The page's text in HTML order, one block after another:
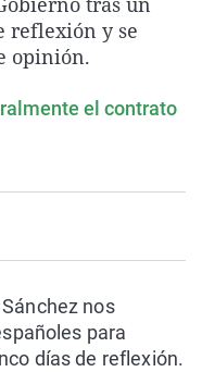
La rosa de los vientos
Gente viajera
Caso
Retornados
Extremadura
Galicia
Virales
Televisión
reflexión y se
opinión.
el contrato
nos
para
días de reflexión.